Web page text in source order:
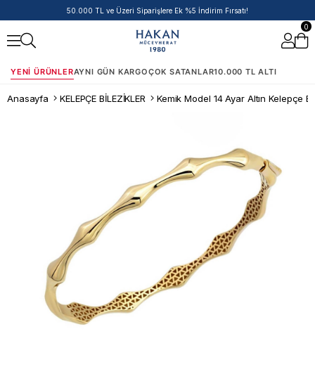
50.000 TL ve Üzeri Siparişlere Ek %5 İndirim Fırsatı!
0
YENI ÜRÜNLERAYNI GÜN KARGOÇOK SATANLAR10.000 TL ALTI
Anasayfa KELEPÇE BİLEZİKLER Kemik Model 14 Ayar Altın Kelepçe